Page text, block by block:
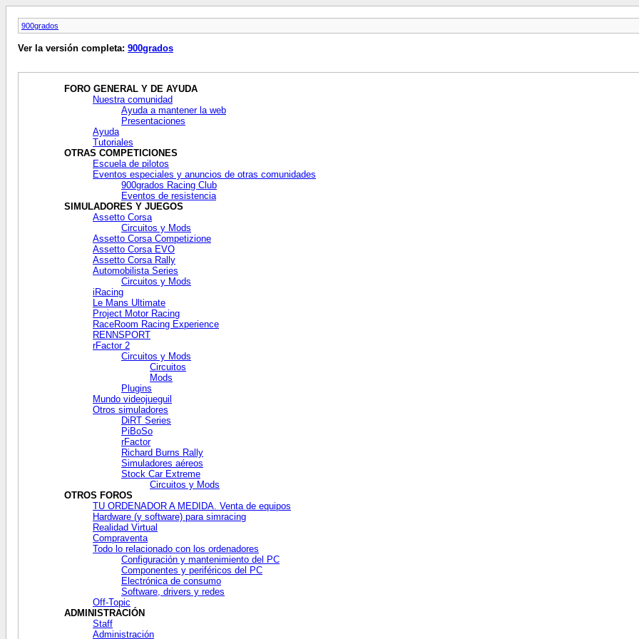
900grados
Ver la versión completa: 900grados
FORO GENERAL Y DE AYUDA
Nuestra comunidad
Ayuda a mantener la web
Presentaciones
Ayuda
Tutoriales
OTRAS COMPETICIONES
Escuela de pilotos
Eventos especiales y anuncios de otras comunidades
900grados Racing Club
Eventos de resistencia
SIMULADORES Y JUEGOS
Assetto Corsa
Circuitos y Mods
Assetto Corsa Competizione
Assetto Corsa EVO
Assetto Corsa Rally
Automobilista Series
Circuitos y Mods
iRacing
Le Mans Ultimate
Project Motor Racing
RaceRoom Racing Experience
RENNSPORT
rFactor 2
Circuitos y Mods
Circuitos
Mods
Plugins
Mundo videojueguil
Otros simuladores
DiRT Series
PiBoSo
rFactor
Richard Burns Rally
Simuladores aéreos
Stock Car Extreme
Circuitos y Mods
OTROS FOROS
TU ORDENADOR A MEDIDA. Venta de equipos
Hardware (y software) para simracing
Realidad Virtual
Compraventa
Todo lo relacionado con los ordenadores
Configuración y mantenimiento del PC
Componentes y periféricos del PC
Electrónica de consumo
Software, drivers y redes
Off-Topic
ADMINISTRACIÓN
Staff
Administración